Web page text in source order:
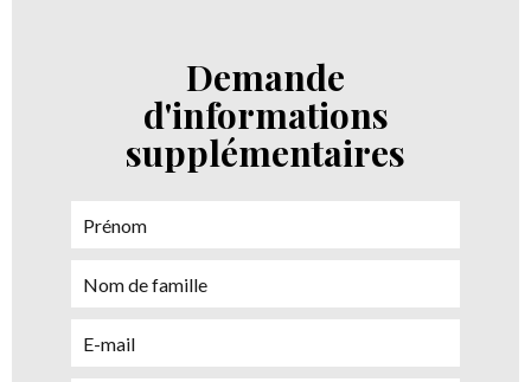
Demande
d'informations
supplémentaires